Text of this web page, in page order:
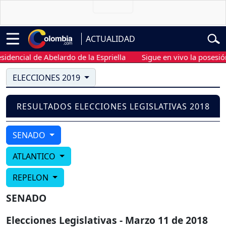
ACTUALIDAD
de Abelardo de la Espriella Sigue en vivo la
ELECCIONES 2019
RESULTADOS ELECCIONES LEGISLATIVAS 2018
SENADO
ATLANTICO
REPELON
SENADO
Elecciones Legislativas - Marzo 11 de 2018